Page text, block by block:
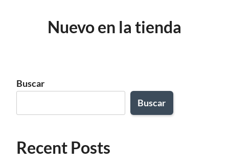
Nuevo en la tienda
Buscar
Buscar
Recent Posts